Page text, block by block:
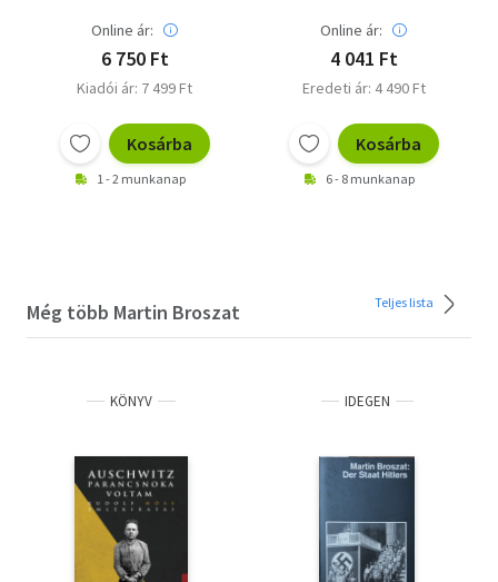
Online ár:
6 750 Ft
Kiadói ár: 7 499 Ft
Kosárba
1 - 2 munkanap
Online ár:
4 041 Ft
Eredeti ár: 4 490 Ft
Kosárba
6 - 8 munkanap
Még több Martin Broszat Teljes lista
KÖNYV IDEGEN